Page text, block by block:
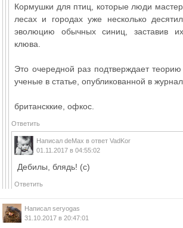
Кормушки для птиц, которые люди
лесах и городах уже несколько
эволюцию обычных синиц, заставив
клюва.
Это очередной раз подтверждает
ученые в статье, опубликованной в
британсккие, офкос.
Ответить
Написал deMax в ответ VadKor
01.11.2017 в 04:55:02
Дебилы, блядь! (с)
Ответить
Написал seryogas
31.10.2017 в 20:47:01